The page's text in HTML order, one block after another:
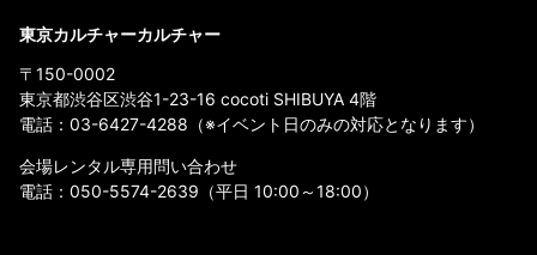
東京カルチャーカルチャー
〒150-0002
東京都渋谷区渋谷1-23-16 cocoti SHIBUYA 4階
電話： 03-6427-4288 （※イベント日のみの対応となります）
会場レンタル専用問い合わせ
電話： 050-5574-2639 （平日 10:00～18:00）